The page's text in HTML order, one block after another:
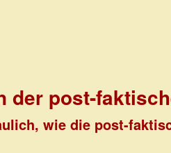
der post-
wie die post-